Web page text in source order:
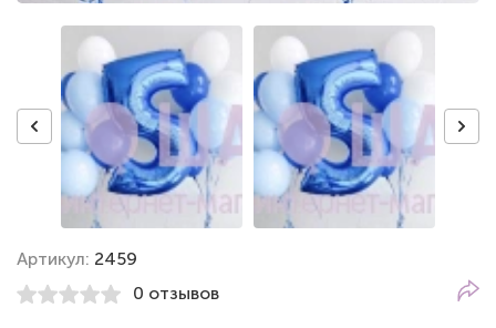
Артикул: 2459
0 отзывов